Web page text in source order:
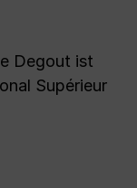
Degout ist
Supérieur